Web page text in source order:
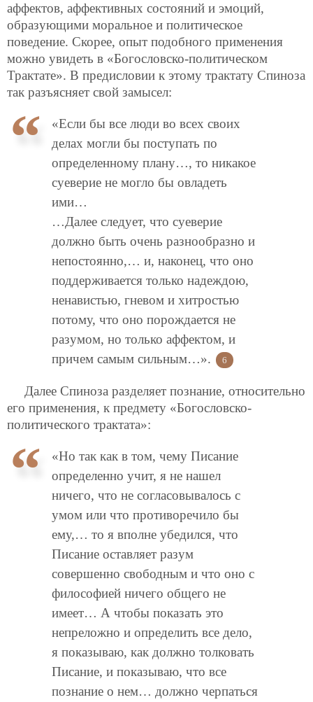
аффектов, аффективных состояний и эмоций,
образующими моральное и политическое
поведение. Скорее, опыт подобного применения
можно увидеть в «Богословско-политическом
Трактате». В предисловии к этому трактату Спиноза
так разъясняет свой замысел:
«Если бы все люди во всех своих
делах могли бы поступать по
определенному плану…, то никакое
суеверие не могло бы овладеть
ими…
…Далее следует, что суеверие
должно быть очень разнообразно и
непостоянно,… и, наконец, что оно
поддерживается только надеждою,
ненавистью, гневом и хитростью
потому, что оно порождается не
разумом, но только аффектом, и
причем самым сильным…».
6
Далее Спиноза разделяет познание, относительно
его применения, к предмету «Богословско-
политического трактата»:
«Но так как в том, чему Писание
определенно учит, я не нашел
ничего, что не согласовывалось с
умом или что противоречило бы
ему,… то я вполне убедился, что
Писание оставляет разум
совершенно свободным и что оно с
философией ничего общего не
имеет… А чтобы показать это
непреложно и определить все дело,
я показываю, как должно толковать
Писание, и показываю, что все
познание о нем… должно черпаться